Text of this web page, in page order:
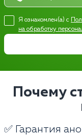
Я ознакомлен(а) с
на обработку
Почему
✅ Гарантия